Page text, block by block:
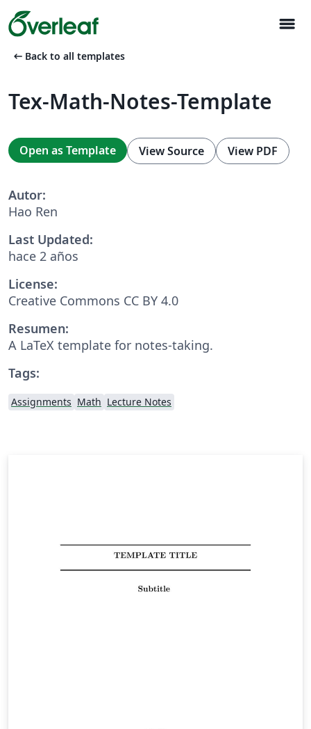
menu
arrow_left_alt Back to all templates
Tex-Math-Notes-Template
Open as Template View Source View PDF
Autor:
Hao Ren
Last Updated:
hace 2 años
License:
Creative Commons CC BY 4.0
Resumen:
A LaTeX template for notes-taking.
Tags:
Assignments Math Lecture Notes